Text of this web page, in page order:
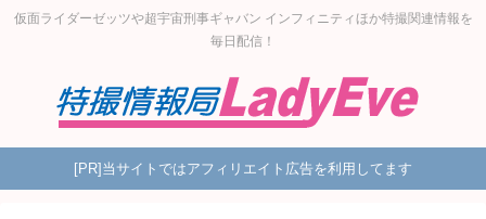
仮面ライダーゼッツや超宇宙刑事ギャバン インフィニティほか特撮関連情報を
毎日配信！
[PR]当サイトではアフィリエイト広告を利用してます